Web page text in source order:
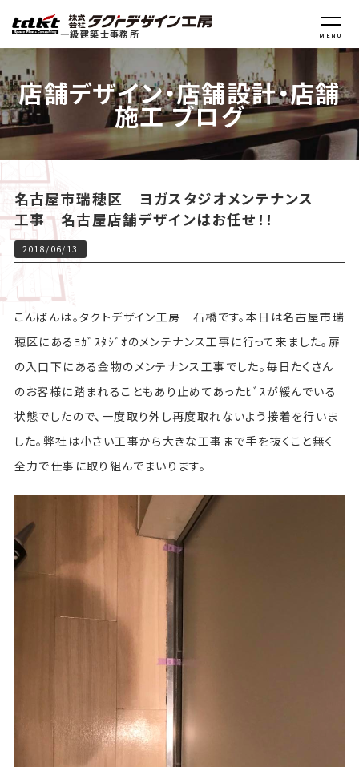
一級建築士事務所 MENU
店舗デザイン・店舗設計・店舗
施工 ブログ
名古屋市瑞穂区 ヨガスタジオメンテナンス
工事 名古屋店舗デザインはお任せ！！
2018/06/13
こんばんは。タクトデザイン工房 石橋です。本日は名古屋市瑞
穂区にあるﾖｶﾞｽﾀｼﾞｵのメンテナンス工事に行って来ました。扉
の入口下にある金物のメンテナンス工事でした。毎日たくさん
のお客様に踏まれることもあり止めてあったﾋﾞｽが緩んでいる
状態でしたので、一度取り外し再度取れないよう接着を行いま
した。弊社は小さい工事から大きな工事まで手を抜くこと無く
全力で仕事に取り組んでまいります。